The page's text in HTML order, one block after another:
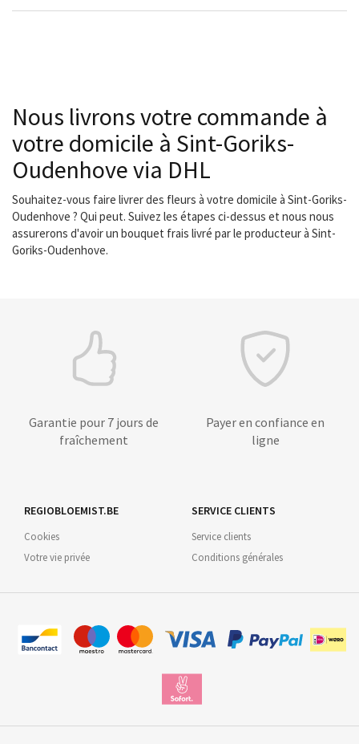
Nous livrons votre commande à
votre domicile à Sint-Goriks-
Oudenhove via DHL
Souhaitez-vous faire livrer des fleurs à votre domicile à Sint-Goriks-
Oudenhove ? Qui peut. Suivez les étapes ci-dessus et nous nous
assurerons d'avoir un bouquet frais livré par le producteur à Sint-
Goriks-Oudenhove.
Garantie pour 7 jours de
fraîchement
Payer en confiance en
ligne
REGIOBLOEMIST.BE
Cookies
Votre vie privée
SERVICE CLIENTS
Service clients
Conditions générales